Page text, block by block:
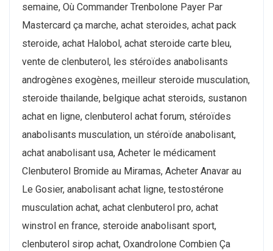
semaine, Où Commander Trenbolone Payer Par
Mastercard ça marche, achat steroides, achat pack
steroide, achat Halobol, achat steroide carte bleu,
vente de clenbuterol, les stéroïdes anabolisants
androgènes exogènes, meilleur steroide musculation,
steroide thailande, belgique achat steroids, sustanon
achat en ligne, clenbuterol achat forum, stéroïdes
anabolisants musculation, un stéroïde anabolisant,
achat anabolisant usa, Acheter le médicament
Clenbuterol Bromide au Miramas, Acheter Anavar au
Le Gosier, anabolisant achat ligne, testostérone
musculation achat, achat clenbuterol pro, achat
winstrol en france, steroide anabolisant sport,
clenbuterol sirop achat, Oxandrolone Combien Ça